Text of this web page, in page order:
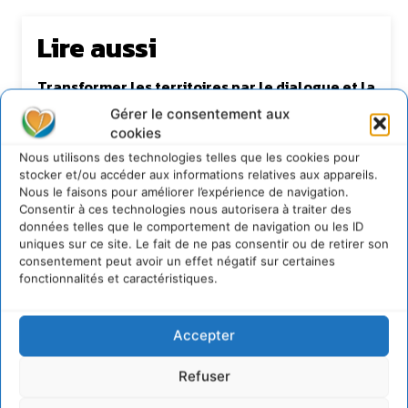
Gérer le consentement aux
cookies
Nous utilisons des technologies telles que les cookies pour
stocker et/ou accéder aux informations relatives aux appareils.
Nous le faisons pour améliorer l’expérience de navigation.
Consentir à ces technologies nous autorisera à traiter des
données telles que le comportement de navigation ou les ID
uniques sur ce site. Le fait de ne pas consentir ou de retirer son
consentement peut avoir un effet négatif sur certaines
fonctionnalités et caractéristiques.
Accepter
Refuser
Lire aussi
Transformer les territoires par le dialogue et la
coopération avec un Commun
d’Accompagnement des Transitions
7 août 2026
Soutenir un pastoralisme durable en faveur de
socio-écosystèmes résilients
6 août 2026
S’inspirer de l’arbre pour un modèle
économique régénératif du vivant …
5 août 2026